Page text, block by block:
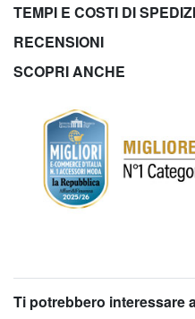
TEMPI E COSTI DI
RECENSIONI
SCOPRI ANCHE
Ti potrebbero interessare